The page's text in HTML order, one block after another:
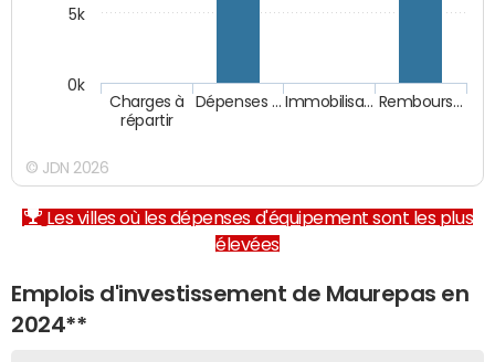
Charges à
répartir
Dépenses … Immobilisa… Rembours…
0k
5k
© JDN 2026
Les villes où les dépenses d'équipement sont les plus
élevées
Emplois d'investissement de Maurepas en
2024**